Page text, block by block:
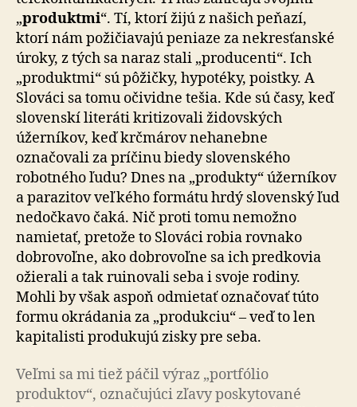
„produktmi“. Tí, ktorí žijú z našich peňazí,
ktorí nám požičiavajú peniaze za nekresťanské
úroky, z tých sa naraz stali „producenti“. Ich
„produktmi“ sú pôžičky, hypotéky, poistky. A
Slováci sa tomu očividne tešia. Kde sú časy, keď
slovenskí literáti kritizovali židovských
úžerníkov, keď krčmárov nehanebne
označovali za príčinu biedy slovenského
robotného ľudu? Dnes na „produkty“ úžerníkov
a parazitov veľkého formátu hrdý slovenský ľud
nedočkavo čaká. Nič proti tomu nemožno
namietať, pretože to Slováci robia rovnako
dobrovoľne, ako dobrovoľne sa ich predkovia
ožierali a tak ruinovali seba i svoje rodiny.
Mohli by však aspoň odmietať označovať túto
formu okrádania za „produkciu“ – veď to len
kapitalisti produkujú zisky pre seba.
Veľmi sa mi tiež páčil výraz „portfólio
produktov“, označujúci zľavy poskytované